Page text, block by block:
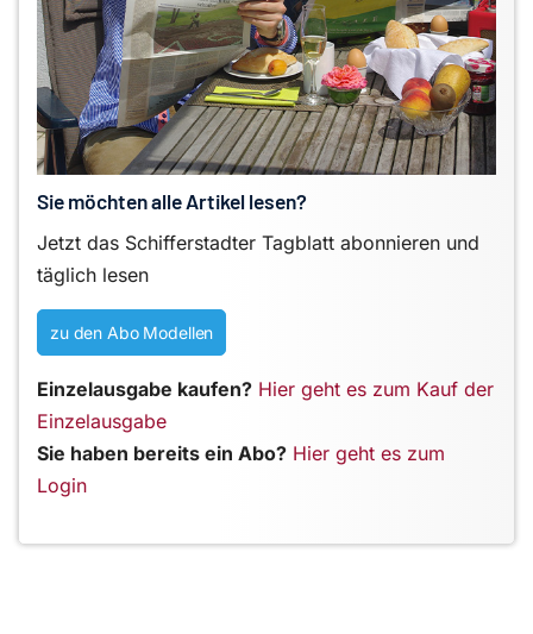
Sie möchten alle Artikel lesen?
Jetzt das Schifferstadter Tagblatt abonnieren und
täglich lesen
zu den Abo Modellen
Einzelausgabe kaufen? Hier geht es zum Kauf der
Einzelausgabe
Sie haben bereits ein Abo? Hier geht es zum
Login